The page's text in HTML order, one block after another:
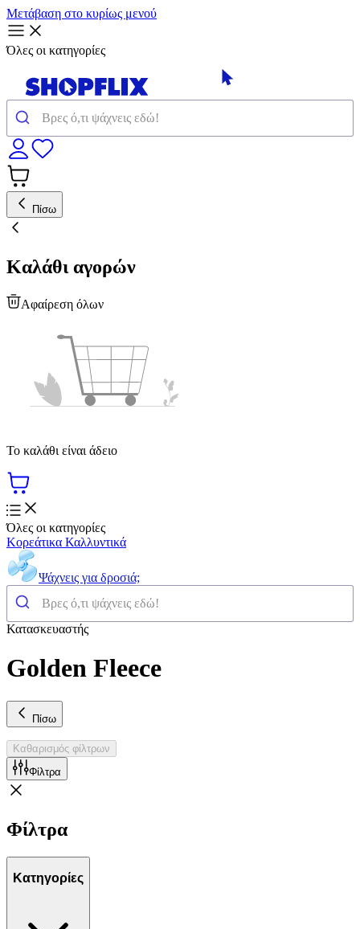
Μετάβαση στο κυρίως μενού
Όλες οι κατηγορίες
Πίσω
Καλάθι αγορών
Αφαίρεση όλων
Το καλάθι είναι άδειο
Όλες οι κατηγορίες
Κορεάτικα Καλλυντικά
Ψάχνεις για δροσιά;
Κατασκευαστής
Golden Fleece
Πίσω
Καθαρισμός φίλτρων
Φίλτρα
Φίλτρα
Κατηγορίες